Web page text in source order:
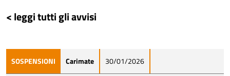
< leggi tutti gli avvisi
SOSPENSIONI Carimate 30/01/2026